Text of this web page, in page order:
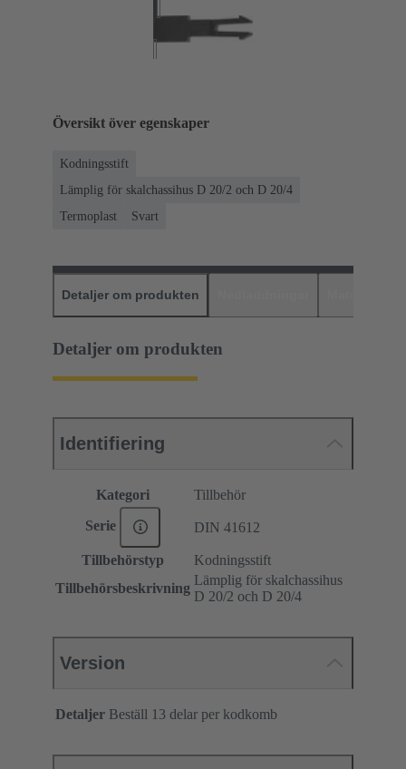
Översikt över egenskaper
Kodningsstift
Lämplig för skalchassihus D 20/2 och D 20/4
Termoplast
Svart
Detaljer om produkten
Detaljer om produkten
Identifiering
Kategori Tillbehör
Serie DIN 41612
Tillbehörstyp
Kodningsstift
Tillbehörsbeskrivning
Lämplig för skalchassihus
D 20/2 och D 20/4
Version
Detaljer Beställ 13 delar per kodkomb